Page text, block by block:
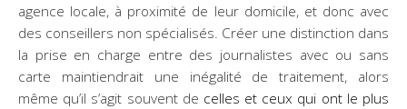
agence locale, à proximité de leur domicile, et donc avec
des conseillers non spécialisés. Créer une distinction dans
la prise en charge entre des journalistes avec ou sans
carte maintiendrait une inégalité de traitement, alors
même qu’il s’agit souvent de celles et ceux qui ont le plus